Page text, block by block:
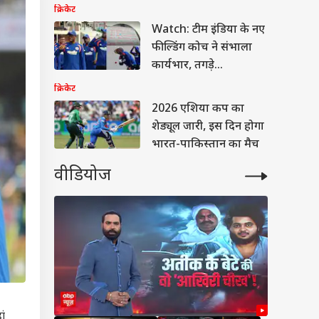
क्रिकेट
Watch: टीम इंडिया के नए
फील्डिंग कोच ने संभाला
कार्यभार, तगड़े
क्रिकेट
2026 एशिया कप का
शेड्यूल जारी, इस दिन होगा
भारत-पाकिस्तान का मैच
वीडियोज